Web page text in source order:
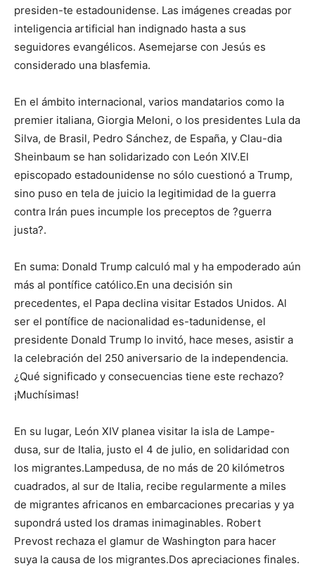
presiden-te estadounidense. Las imágenes creadas por
inteligencia artificial han indignado hasta a sus
seguidores evangélicos. Asemejarse con Jesús es
considerado una blasfemia.
En el ámbito internacional, varios mandatarios como la
premier italiana, Giorgia Meloni, o los presidentes Lula da
Silva, de Brasil, Pedro Sánchez, de España, y Clau-dia
Sheinbaum se han solidarizado con León XIV.El
episcopado estadounidense no sólo cuestionó a Trump,
sino puso en tela de juicio la legitimidad de la guerra
contra Irán pues incumple los preceptos de ?guerra
justa?.
En suma: Donald Trump calculó mal y ha empoderado aún
más al pontífice católico.En una decisión sin
precedentes, el Papa declina visitar Estados Unidos. Al
ser el pontífice de nacionalidad es-tadunidense, el
presidente Donald Trump lo invitó, hace meses, asistir a
la celebración del 250 aniversario de la independencia.
¿Qué significado y consecuencias tiene este rechazo?
¡Muchísimas!
En su lugar, León XIV planea visitar la isla de Lampe-
dusa, sur de Italia, justo el 4 de julio, en solidaridad con
los migrantes.Lampedusa, de no más de 20 kilómetros
cuadrados, al sur de Italia, recibe regularmente a miles
de migrantes africanos en embarcaciones precarias y ya
supondrá usted los dramas inimaginables. Robert
Prevost rechaza el glamur de Washington para hacer
suya la causa de los migrantes.Dos apreciaciones finales.